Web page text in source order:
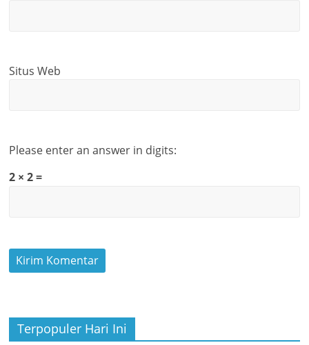
Situs Web
Please enter an answer in digits:
2 × 2 =
Terpopuler Hari Ini